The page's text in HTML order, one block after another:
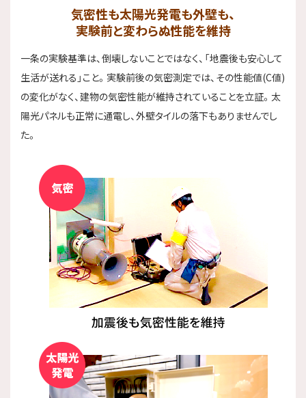
気密性も太陽光発電も外壁も、
実験前と変わらぬ性能を維持
一条の実験基準は、倒壊しないことではなく、「地震後も安心して
生活が送れる」こと。実験前後の気密測定では、その性能値(C値)
の変化がなく、建物の気密性能が維持されていることを立証。太
陽光パネルも正常に通電し、外壁タイルの落下もありませんでし
た。